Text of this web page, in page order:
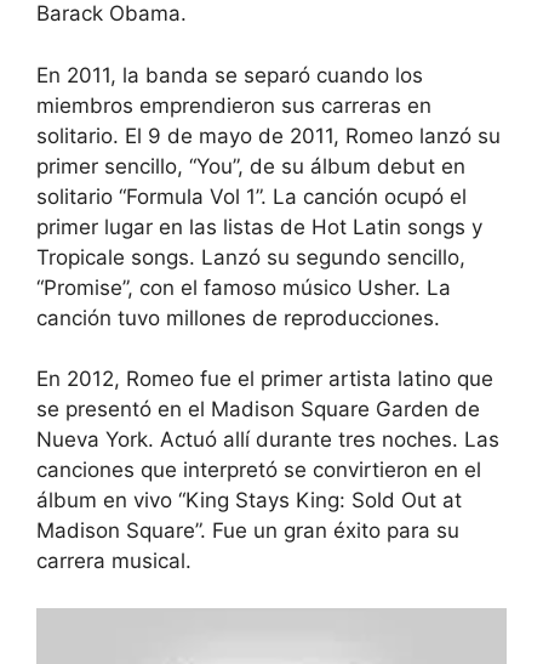
Barack Obama.
En 2011, la banda se separó cuando los
miembros emprendieron sus carreras en
solitario. El 9 de mayo de 2011, Romeo lanzó su
primer sencillo, “You”, de su álbum debut en
solitario “Formula Vol 1”. La canción ocupó el
primer lugar en las listas de Hot Latin songs y
Tropicale songs. Lanzó su segundo sencillo,
“Promise”, con el famoso músico Usher. La
canción tuvo millones de reproducciones.
En 2012, Romeo fue el primer artista latino que
se presentó en el Madison Square Garden de
Nueva York. Actuó allí durante tres noches. Las
canciones que interpretó se convirtieron en el
álbum en vivo “King Stays King: Sold Out at
Madison Square”. Fue un gran éxito para su
carrera musical.